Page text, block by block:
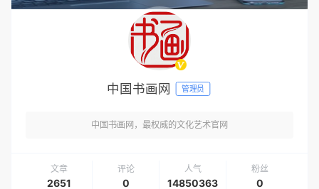
中国书画网 管理员
中国书画网，最权威的文化艺术官网
文章
2651
评论
0
人气
14850363
粉丝
0